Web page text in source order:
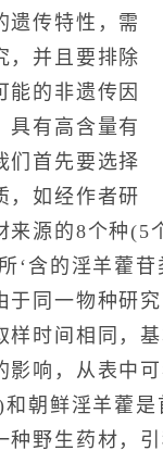
遗传特性，需
，并且要排除
能的非遗传因
具有高含量有
们首先要选择
，如经作者研
来源的8个种(5
‘含的淫羊藿苷
于同一物种研
样时间相同，
影响，从表中
朝鲜淫羊藿是
种野生药材，